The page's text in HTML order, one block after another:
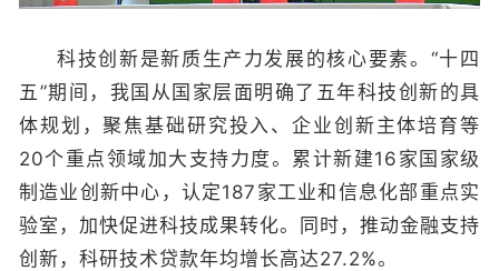
科技创新是新质生产力发展的核心要素。“十四
五”期间，我国从国家层面明确了五年科技创新的具
体规划，聚焦基础研究投入、企业创新主体培育等
20个重点领域加大支持力度。累计新建16家国家级
制造业创新中心，认定187家工业和信息化部重点实
验室，加快促进科技成果转化。同时，推动金融支持
创新，科研技术贷款年均增长高达27.2%。